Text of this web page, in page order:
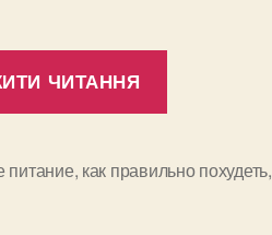
ЧИТАННЯ
питание, как правильно похудеть,